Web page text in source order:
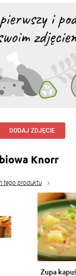
DODAJ ZDJĘCIE
Knorr
tego produktu
Zupa